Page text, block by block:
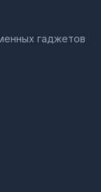
гаджетов